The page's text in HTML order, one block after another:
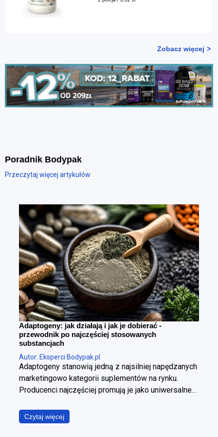
Zobacz więcej
Poradnik Bodypak
Przeczytaj więcej artykułów
Adaptogeny: jak działają i jak je dobierać -
przewodnik po najczęściej stosowanych
substancjach
Autor: Eksperci Bodypak.pl
Adaptogeny stanowią jedną z najsilniej napędzanych
marketingowo kategorii suplementów na rynku.
Producenci najczęściej promują je jako uniwersalne
snu, wzrost poziomu energii, wyostrzenie
koncentracji, redukcję stresu oraz wzmocnienie
Czytaj więcej